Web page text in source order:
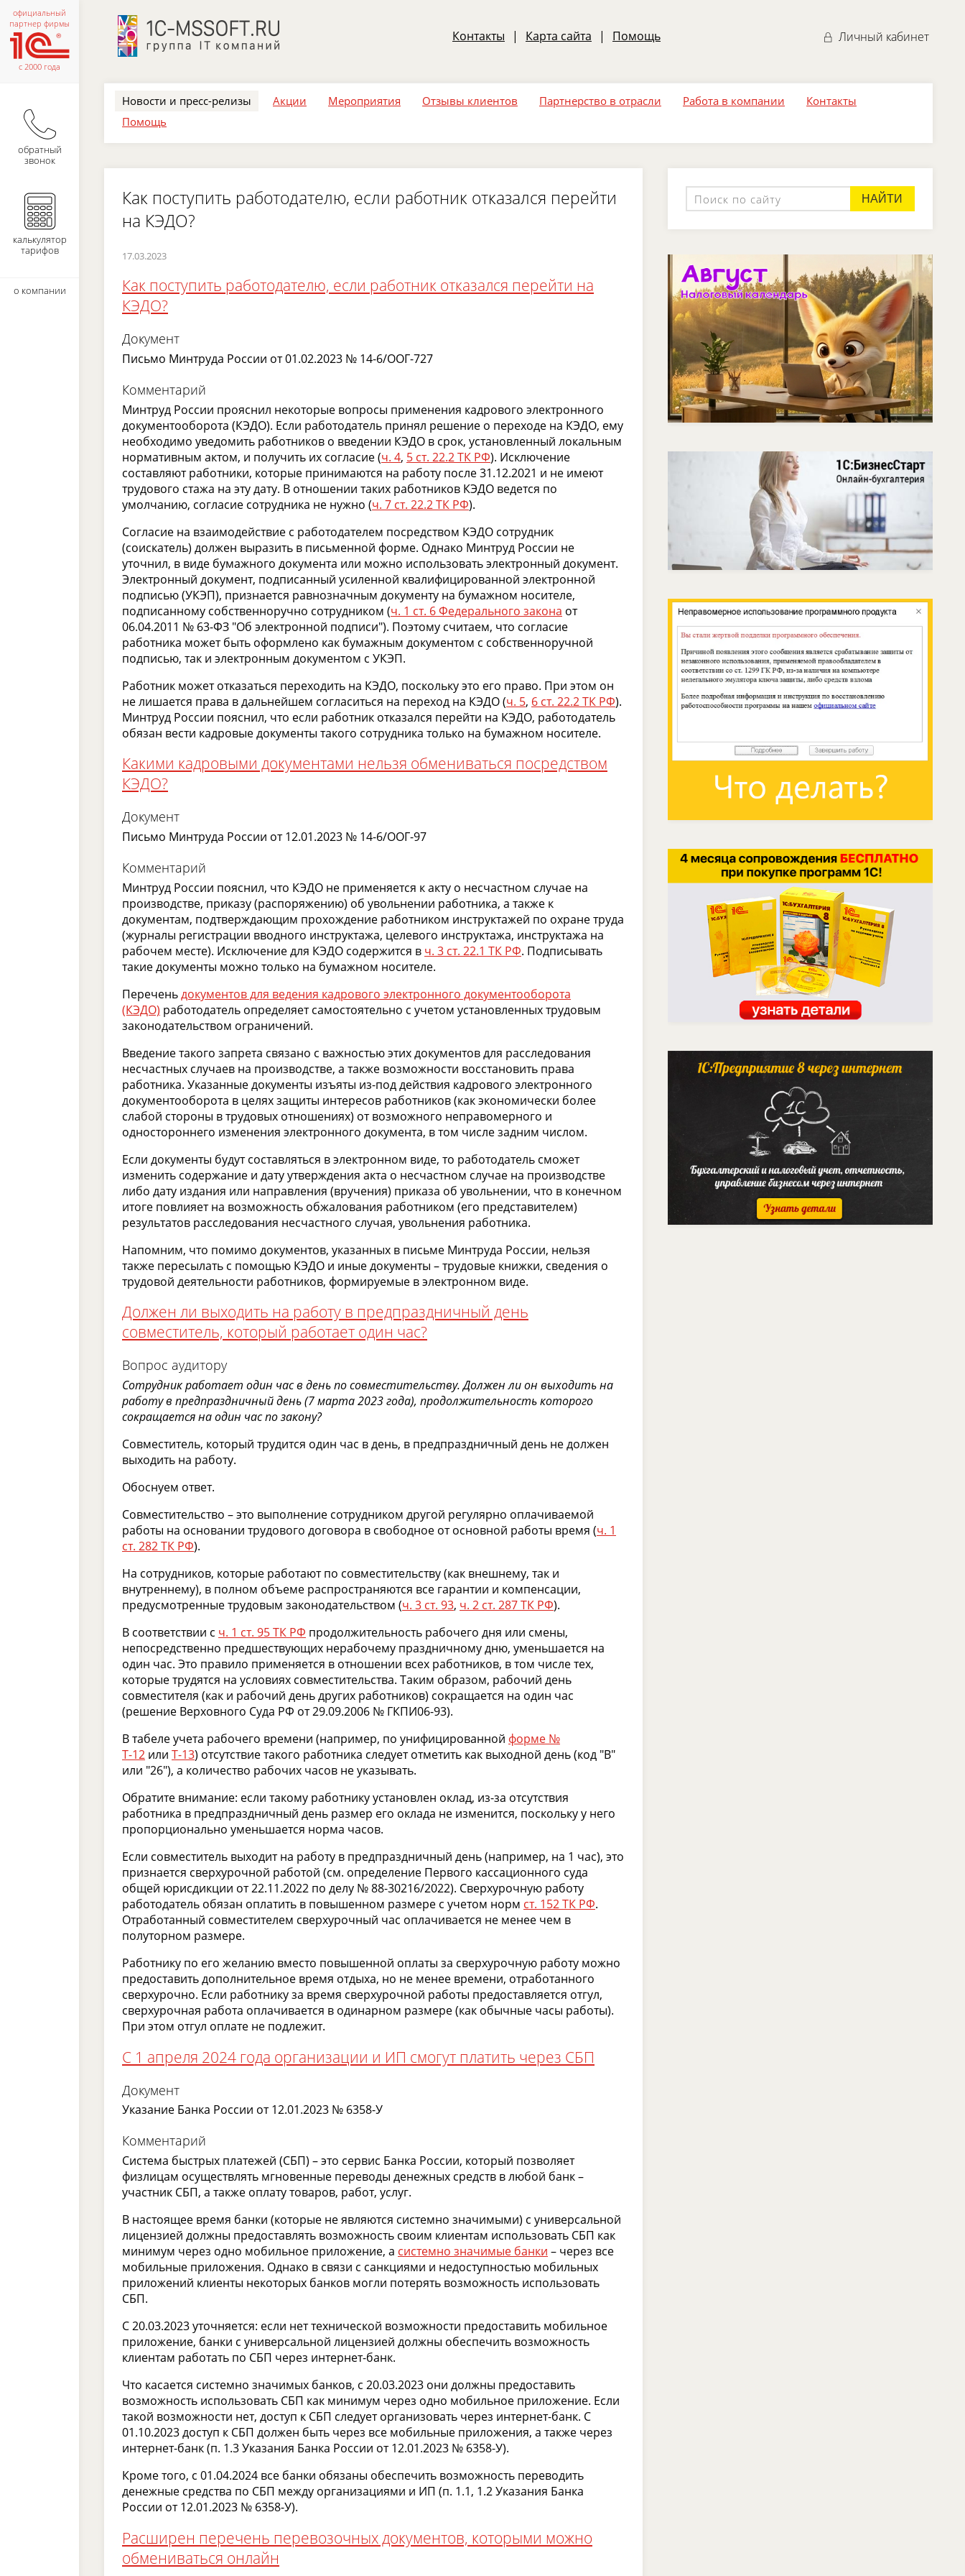
Личный кабинет
Контакты | Карта сайта | Помощь
Новости и пресс-релизы Акции Мероприятия Отзывы клиентов Партнерство в отрасли Работа в компании
Контакты
Помощь
Как поступить работодателю, если работник отказался перейти
на КЭДО?
17.03.2023
Как поступить работодателю, если работник отказался перейти на
КЭДО?
Документ
Письмо Минтруда России от 01.02.2023 № 14-6/ООГ-727
Комментарий
Минтруд России прояснил некоторые вопросы применения кадрового электронного
документооборота (КЭДО). Если работодатель принял решение о переходе на КЭДО, ему
необходимо уведомить работников о введении КЭДО в срок, установленный локальным
нормативным актом, и получить их согласие (ч. 4, 5 ст. 22.2 ТК РФ). Исключение
составляют работники, которые принимаются на работу после 31.12.2021 и не имеют
трудового стажа на эту дату. В отношении таких работников КЭДО ведется по
умолчанию, согласие сотрудника не нужно (ч. 7 ст. 22.2 ТК РФ).
Согласие на взаимодействие с работодателем посредством КЭДО сотрудник
(соискатель) должен выразить в письменной форме. Однако Минтруд России не
уточнил, в виде бумажного документа или можно использовать электронный документ.
Электронный документ, подписанный усиленной квалифицированной электронной
подписью (УКЭП), признается равнозначным документу на бумажном носителе,
подписанному собственноручно сотрудником (ч. 1 ст. 6 Федерального закона от
06.04.2011 № 63-ФЗ "Об электронной подписи"). Поэтому считаем, что согласие
работника может быть оформлено как бумажным документом с собственноручной
подписью, так и электронным документом с УКЭП.
Работник может отказаться переходить на КЭДО, поскольку это его право. При этом он
не лишается права в дальнейшем согласиться на переход на КЭДО (ч. 5, 6 ст. 22.2 ТК РФ).
Минтруд России пояснил, что если работник отказался перейти на КЭДО, работодатель
обязан вести кадровые документы такого сотрудника только на бумажном носителе.
Какими кадровыми документами нельзя обмениваться посредством
КЭДО?
Документ
Письмо Минтруда России от 12.01.2023 № 14-6/ООГ-97
Комментарий
Минтруд России пояснил, что КЭДО не применяется к акту о несчастном случае на
производстве, приказу (распоряжению) об увольнении работника, а также к
документам, подтверждающим прохождение работником инструктажей по охране труда
(журналы регистрации вводного инструктажа, целевого инструктажа, инструктажа на
рабочем месте). Исключение для КЭДО содержится в ч. 3 ст. 22.1 ТК РФ. Подписывать
такие документы можно только на бумажном носителе.
Переченьдокументов для ведения кадрового электронного документооборота
(КЭДО) работодатель определяет самостоятельно с учетом установленных трудовым
законодательством ограничений.
Введение такого запрета связано с важностью этих документов для расследования
несчастных случаев на производстве, а также возможности восстановить права
работника. Указанные документы изъяты из-под действия кадрового электронного
документооборота в целях защиты интересов работников (как экономически более
слабой стороны в трудовых отношениях) от возможного неправомерного и
одностороннего изменения электронного документа, в том числе задним числом.
Если документы будут составляться в электронном виде, то работодатель сможет
изменить содержание и дату утверждения акта о несчастном случае на производстве
либо дату издания или направления (вручения) приказа об увольнении, что в конечном
итоге повлияет на возможность обжалования работником (его представителем)
результатов расследования несчастного случая, увольнения работника.
Напомним, что помимо документов, указанных в письме Минтруда России, нельзя
также пересылать с помощью КЭДО и иные документы – трудовые книжки, сведения о
трудовой деятельности работников, формируемые в электронном виде.
Должен ли выходить на работу в предпраздничный день
совместитель, который работает один час?
Вопрос аудитору
Сотрудник работает один час в день по совместительству. Должен ли он выходить на
работу в предпраздничный день (7 марта 2023 года), продолжительность которого
сокращается на один час по закону?
Совместитель, который трудится один час в день, в предпраздничный день не должен
выходить на работу.
Обоснуем ответ.
Совместительство – это выполнение сотрудником другой регулярно оплачиваемой
работы на основании трудового договора в свободное от основной работы время (ч. 1
ст. 282 ТК РФ).
На сотрудников, которые работают по совместительству (как внешнему, так и
внутреннему), в полном объеме распространяются все гарантии и компенсации,
предусмотренные трудовым законодательством (ч. 3 ст. 93, ч. 2 ст. 287 ТК РФ).
В соответствии с ч. 1 ст. 95 ТК РФ продолжительность рабочего дня или смены,
непосредственно предшествующих нерабочему праздничному дню, уменьшается на
один час. Это правило применяется в отношении всех работников, в том числе тех,
которые трудятся на условиях совместительства. Таким образом, рабочий день
совместителя (как и рабочий день других работников) сокращается на один час
(решение Верховного Суда РФ от 29.09.2006 № ГКПИ06-93).
В табеле учета рабочего времени (например, по унифицированной форме №
Т-12 или Т-13) отсутствие такого работника следует отметить как выходной день (код "В"
или "26"), а количество рабочих часов не указывать.
Обратите внимание: если такому работнику установлен оклад, из-за отсутствия
работника в предпраздничный день размер его оклада не изменится, поскольку у него
пропорционально уменьшается норма часов.
Если совместитель выходит на работу в предпраздничный день (например, на 1 час), это
признается сверхурочной работой (см. определение Первого кассационного суда
общей юрисдикции от 22.11.2022 по делу № 88-30216/2022). Сверхурочную работу
работодатель обязан оплатить в повышенном размере с учетом норм ст. 152 ТК РФ.
Отработанный совместителем сверхурочный час оплачивается не менее чем в
полуторном размере.
Работнику по его желанию вместо повышенной оплаты за сверхурочную работу можно
предоставить дополнительное время отдыха, но не менее времени, отработанного
сверхурочно. Если работнику за время сверхурочной работы предоставляется отгул,
сверхурочная работа оплачивается в одинарном размере (как обычные часы работы).
При этом отгул оплате не подлежит.
С 1 апреля 2024 года организации и ИП смогут платить через СБП
Документ
Указание Банка России от 12.01.2023 № 6358-У
Комментарий
Система быстрых платежей (СБП) – это сервис Банка России, который позволяет
физлицам осуществлять мгновенные переводы денежных средств в любой банк –
участник СБП, а также оплату товаров, работ, услуг.
В настоящее время банки (которые не являются системно значимыми) с универсальной
лицензией должны предоставлять возможность своим клиентам использовать СБП как
минимум через одно мобильное приложение, а системно значимые банки – через все
мобильные приложения. Однако в связи с санкциями и недоступностью мобильных
приложений клиенты некоторых банков могли потерять возможность использовать
СБП.
С 20.03.2023 уточняется: если нет технической возможности предоставить мобильное
приложение, банки с универсальной лицензией должны обеспечить возможность
клиентам работать по СБП через интернет-банк.
Что касается системно значимых банков, с 20.03.2023 они должны предоставить
возможность использовать СБП как минимум через одно мобильное приложение. Если
такой возможности нет, доступ к СБП следует организовать через интернет-банк. С
01.10.2023 доступ к СБП должен быть через все мобильные приложения, а также через
интернет-банк (п. 1.3 Указания Банка России от 12.01.2023 № 6358-У).
Кроме того, с 01.04.2024 все банки обязаны обеспечить возможность переводить
денежные средства по СБП между организациями и ИП (п. 1.1, 1.2 Указания Банка
России от 12.01.2023 № 6358-У).
Расширен перечень перевозочных документов, которыми можно
обмениваться онлайн
НАЙТИ
официальный
партнер фирмы
с 2000 года
обратный
звонок
калькулятор
тарифов
о компании